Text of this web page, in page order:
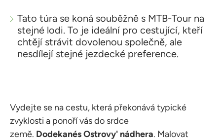
Tato túra se koná souběžně s MTB-Tour na
stejné lodi. To je ideální pro cestující, kteří
chtějí strávit dovolenou společně, ale
nesdílejí stejné jezdecké preference.
Vydejte se na cestu, která překonává typické
zvyklosti a ponoří vás do srdce
země. DodekanésOstrovy' nádhera. Malovat